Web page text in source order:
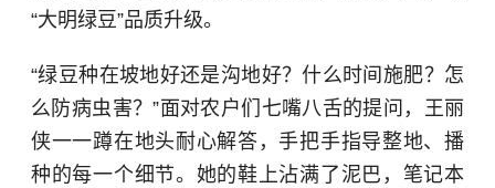
“大明绿豆”品质升级。
“绿豆种在坡地好还是沟地好？什么时间施肥？怎
么防病虫害？”面对农户们七嘴八舌的提问，王丽
侠一一蹲在地头耐心解答，手把手指导整地、播
种的每一个细节。她的鞋上沾满了泥巴，笔记本